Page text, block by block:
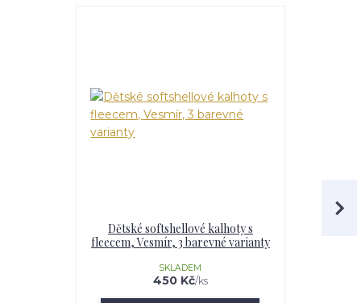
Dětské softshellové kalhoty s
fleecem, Vesmír, 3 barevné varianty
450 Kč/ks
SKLADEM